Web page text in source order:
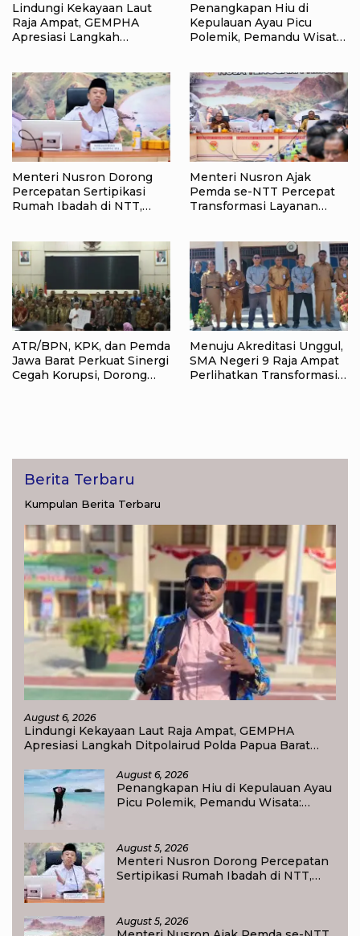
Lindungi Kekayaan Laut
Raja Ampat, GEMPHA
Apresiasi Langkah
Penangkapan Hiu di
Kepulauan Ayau Picu
Polemik, Pemandu Wisata:
Menteri Nusron Dorong
Percepatan Sertipikasi
Rumah Ibadah di NTT,
Menteri Nusron Ajak
Pemda se-NTT Percepat
Transformasi Layanan
12 Hari
ATR/BPN, KPK, dan Pemda
Jawa Barat Perkuat Sinergi
Cegah Korupsi, Dorong
Menuju Akreditasi Unggul,
SMA Negeri 9 Raja Ampat
Perlihatkan Transformasi
Berita Terbaru
Kumpulan Berita Terbaru
August 6, 2026
Lindungi Kekayaan Laut Raja Ampat, GEMPHA
Apresiasi Langkah Ditpolairud Polda Papua Barat
August 6, 2026
Penangkapan Hiu di Kepulauan Ayau
Picu Polemik, Pemandu Wisata:
August 5, 2026
Menteri Nusron Dorong Percepatan
Sertipikasi Rumah Ibadah di NTT,
August 5, 2026